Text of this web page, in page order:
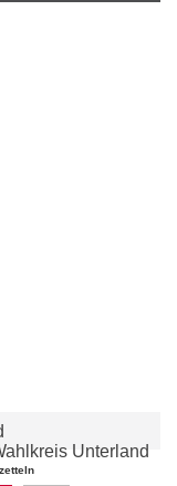
Unterland